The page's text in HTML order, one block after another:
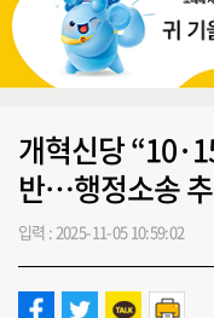
개혁신당
반…행정소송
입력 : 2025-11-05 10:59:02